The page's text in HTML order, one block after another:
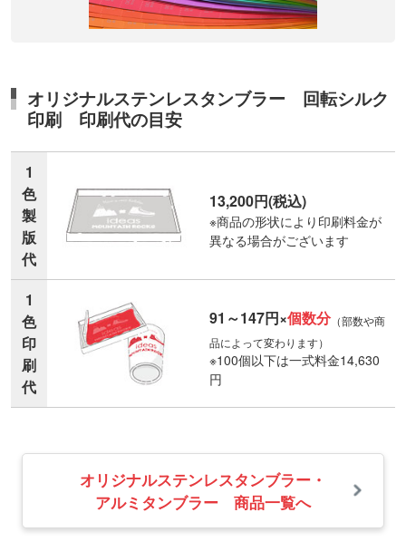
オリジナルステンレスタンブラー 回転シルク
印刷 印刷代の目安
1
色
製
版
代
13,200円(税込)
※商品の形状により印刷料金が
異なる場合がございます
1
色
印
刷
代
91～147円×個数分（部数や商
品によって変わります）
※100個以下は一式料金14,630
円
オリジナルステンレスタンブラー・
アルミタンブラー 商品一覧へ